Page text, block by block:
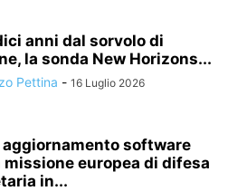
anni dal sorvolo di
la sonda New Horizons...
Pettina - 16 Luglio 2026
aggiornamento software
missione europea di difesa
in...